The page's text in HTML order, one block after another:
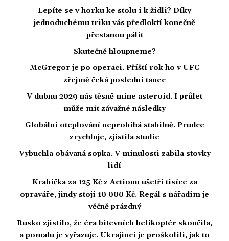
Lepíte se v horku ke stolu i k židli? Díky
jednoduchému triku vás předloktí konečně
přestanou pálit
Skutečně hloupneme?
McGregor je po operaci. Příští rok ho v UFC
zřejmě čeká poslední tanec
V dubnu 2029 nás těsně mine asteroid. I průlet
může mít závažné následky
Globální oteplování neprobíhá stabilně. Prudce
zrychluje, zjistila studie
Vybuchla obávaná sopka. V minulosti zabila stovky
lidí
Krabička za 125 Kč z Actionu ušetří tisíce za
opraváře, jindy stojí 10 000 Kč. Regál s nářadím je
věčně prázdný
Rusko zjistilo, že éra bitevních helikoptér skončila,
a pomalu je vyřazuje. Ukrajinci je proškolili, jak to